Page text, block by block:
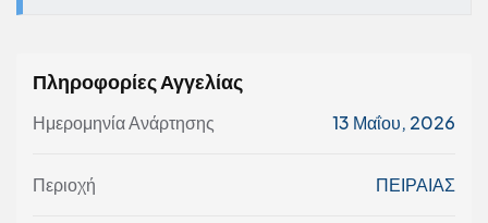
Πληροφορίες Αγγελίας
Ημερομηνία Ανάρτησης 13 Μαΐου, 2026
Περιοχή ΠΕΙΡΑΙΑΣ